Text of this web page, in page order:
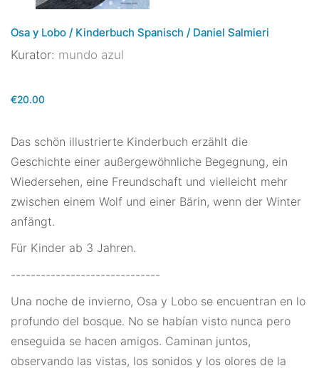
Osa y Lobo / Kinderbuch Spanisch / Daniel Salmieri
Kurator: mundo azul
€20.00
Das schön illustrierte Kinderbuch erzählt die
Geschichte einer außergewöhnliche Begegnung, ein
Wiedersehen, eine Freundschaft und vielleicht mehr
zwischen einem Wolf und einer Bärin, wenn der Winter
anfängt.
Für Kinder ab 3 Jahren.
------------------------------
Una noche de invierno, Osa y Lobo se encuentran en lo
profundo del bosque. No se habían visto nunca pero
enseguida se hacen amigos. Caminan juntos,
observando las vistas, los sonidos y los olores de la